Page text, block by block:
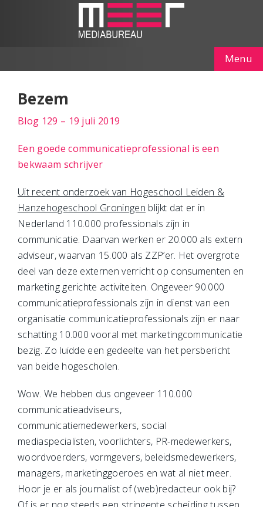
Menu
Bezem
Blog 129 – 19 juli 2019
Een goede communicatieprofessional is een
bekwaam schrijver
Uit recent onderzoek van Hogeschool Leiden &
Hanzehogeschool Groningen blijkt dat er in
Nederland 110.000 professionals zijn in
communicatie. Daarvan werken er 20.000 als extern
adviseur, waarvan 15.000 als ZZP’er. Het overgrote
deel van deze externen verricht op consumenten en
marketing gerichte activiteiten. Ongeveer 90.000
communicatieprofessionals zijn in dienst van een
organisatie communicatieprofessionals zijn er naar
schatting 10.000 vooral met marketingcommunicatie
bezig. Zo luidde een gedeelte van het persbericht
van beide hogescholen.
Wow. We hebben dus ongeveer 110.000
communicatieadviseurs,
communicatiemedewerkers, social
mediaspecialisten, voorlichters, PR-medewerkers,
woordvoerders, vormgevers, beleidsmedewerkers,
managers, marketinggoeroes en wat al niet meer.
Hoor je er als journalist of (web)redacteur ook bij?